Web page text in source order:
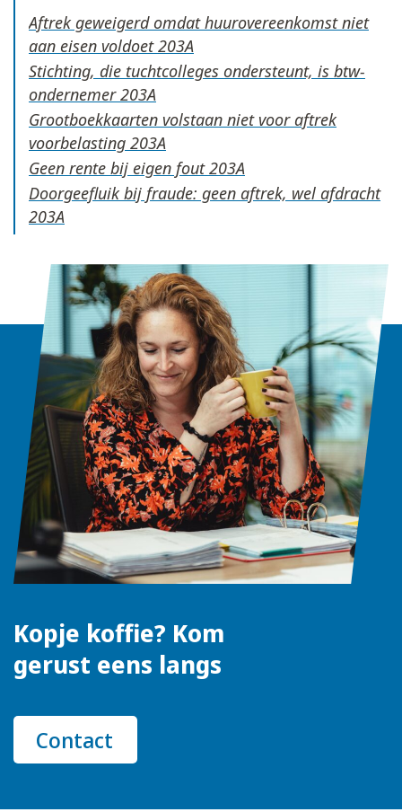
Aftrek geweigerd omdat huurovereenkomst niet
aan eisen voldoet
Stichting, die tuchtcolleges ondersteunt, is btw-
ondernemer
Grootboekkaarten volstaan niet voor aftrek
voorbelasting
Geen rente bij eigen fout
Doorgeefluik bij fraude: geen aftrek, wel afdracht
Kopje koffie? Kom
gerust eens langs
Contact